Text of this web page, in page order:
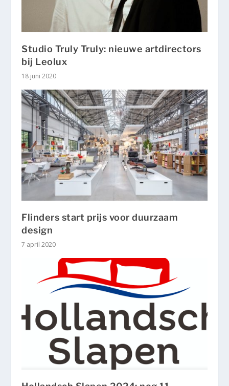
Studio Truly Truly: nieuwe artdirectors
bij Leolux
18 juni 2020
Flinders start prijs voor duurzaam
design
7 april 2020